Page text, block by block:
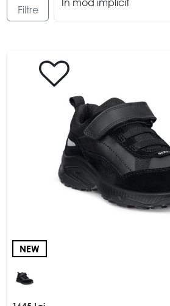
PENTRU CUMPĂRĂTORI
Verificați starea comenzii
Schimb și returnare
DESPRE COMPANIE
Harta site-ului
POLITICĂ ȘI TERMENI
Termeni și condiții
Politica de confidențialitate
Filtre
NEW